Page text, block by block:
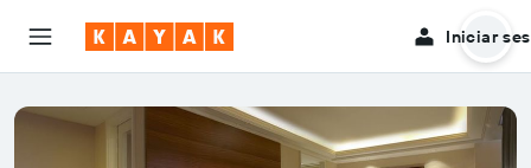
Iniciar